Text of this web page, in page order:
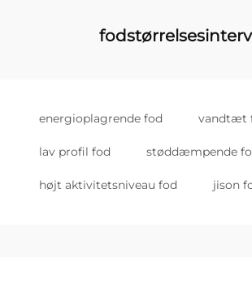
energioplagrende fod vandtæt
lav profil fod støddæmpende
højt aktivitetsniveau fod jison